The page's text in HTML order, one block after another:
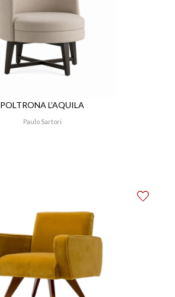
POLTRONA L’AQUILA
Paulo Sartori